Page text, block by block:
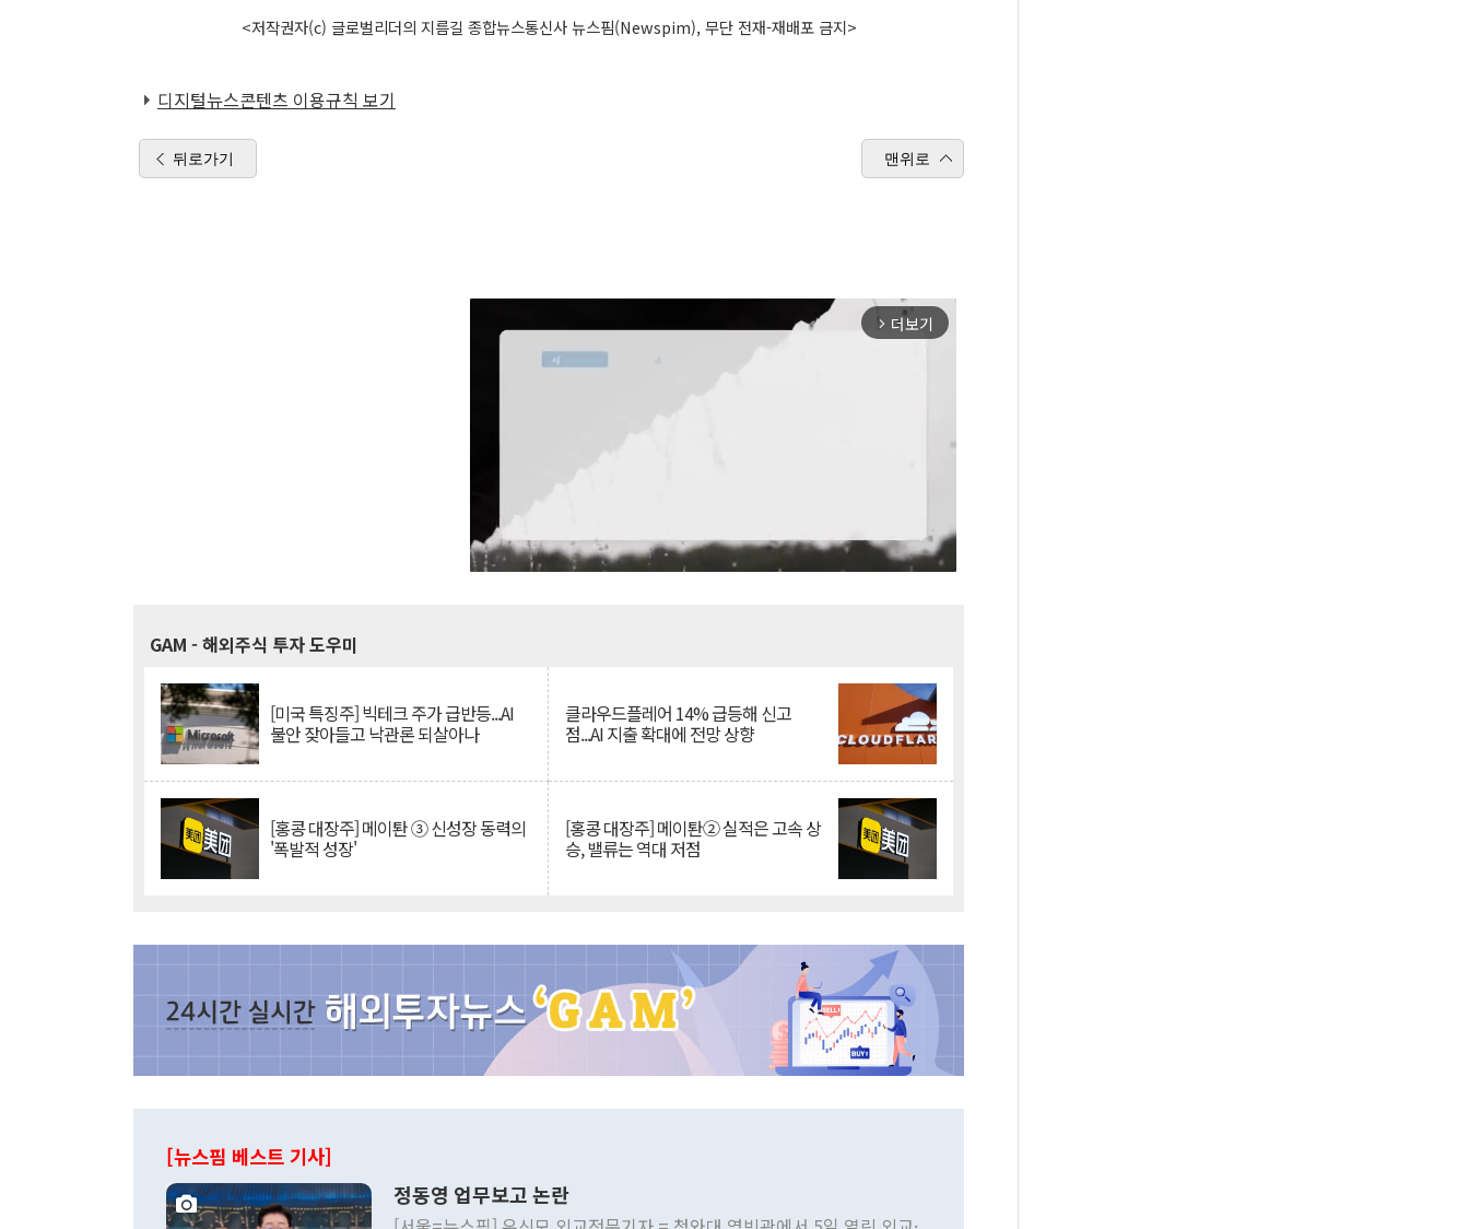
<저작권자(c) 글로벌리더의 지름길 종합뉴스통신사 뉴스핌(Newspim), 무단 전재-재배포 금지>
디지털뉴스콘텐츠 이용규칙 보기
뒤로가기 맨위로
arrow_forward_ios 더보기
GAM - 해외주식 투자 도우미
[미국 특징주] 빅테크 주가 급반등...AI
불안 잦아들고 낙관론 되살아나
클라우드플레어 14% 급등해 신고
점...AI 지출 확대에 전망 상향
[홍콩 대장주] 메이퇀 ③ 신성장 동력의
'폭발적 성장'
[홍콩 대장주] 메이퇀② 실적은 고속 상
승, 밸류는 역대 저점
[뉴스핌 베스트 기사]
정동영 업무보고 논란